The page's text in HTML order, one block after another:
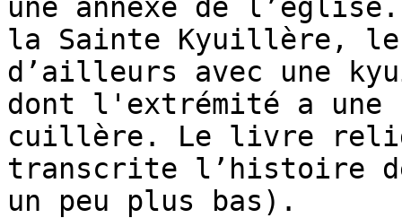
une annexe de
la Sainte Kyuillère,
d’ailleurs avec une
dont l'extrémité a une
cuillère. Le livre
transcrite l’histoire
un peu plus bas).